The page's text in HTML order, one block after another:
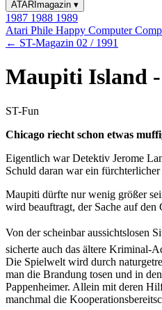
ATARImagazin ▾
1987 1988 1989
Atari Phile Happy Computer
← ST-Magazin 02 / 1991
Maupiti Island
ST-Fun
Chicago riecht schon etwas
Eigentlich war Detektiv Jerome
Schuld daran war ein
Maupiti dürfte nur wenig größer
wird beauftragt, der Sache auf
Von der scheinbar aussichtslosen
sicherte auch das ältere Kriminal-
Die Spielwelt wird durch
man die Brandung tosen und in
Pappenheimer. Allein mit deren
manchmal die